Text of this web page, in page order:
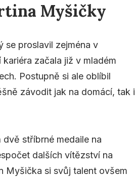
Myšičky
se proslavil zejména v
začala již v mladém
Postupně si ale oblíbil
závodit jak na domácí, tak i
stříbrné medaile na
dalších vítězství na
Myšička si svůj talent ovšem